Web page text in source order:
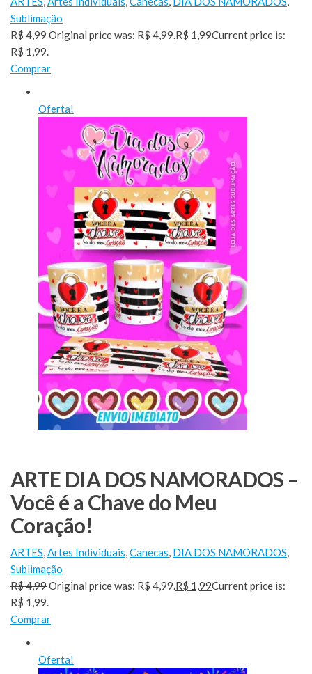
Sublimação
R$ 4,99Original price was: R$ 4,99.R$ 1,99Current price is:
R$ 1,99.
Comprar
Oferta!
ARTE DIA DOS NAMORADOS –
Você é a Chave do Meu
Coração!
ARTES,Artes Individuais,Canecas, DIA DOS NAMORADOS,
Sublimação
R$ 4,99Original price was: R$ 4,99.R$ 1,99Current price is:
R$ 1,99.
Comprar
Oferta!